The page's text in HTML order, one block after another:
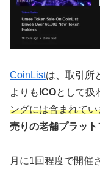
CoinListは、取引所
よりも ICOとして扱
ングには含まれてい
売りの老舗プラット
月に1回程度で開催